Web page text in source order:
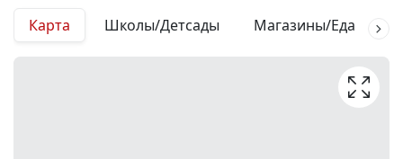
Карта Школы/Детсады Магазины/Еда